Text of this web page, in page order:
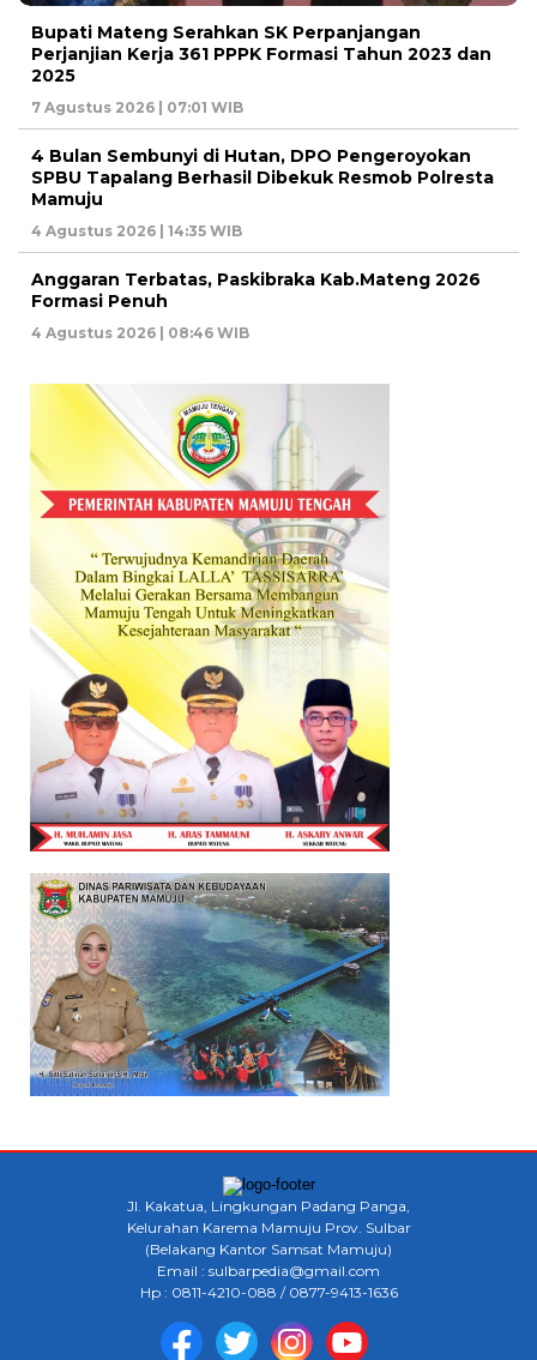
Bupati Mateng Serahkan SK Perpanjangan
Perjanjian Kerja 361 PPPK Formasi Tahun 2023 dan
2025
7 Agustus 2026 | 07:01 WIB
4 Bulan Sembunyi di Hutan, DPO Pengeroyokan
SPBU Tapalang Berhasil Dibekuk Resmob Polresta
Mamuju
4 Agustus 2026 | 14:35 WIB
Anggaran Terbatas, Paskibraka Kab.Mateng 2026
Formasi Penuh
4 Agustus 2026 | 08:46 WIB
Jl. Kakatua, Lingkungan Padang Panga,
Kelurahan Karema Mamuju Prov. Sulbar
(Belakang Kantor Samsat Mamuju)
Email : sulbarpedia@gmail.com
Hp : 0811-4210-088 / 0877-9413-1636